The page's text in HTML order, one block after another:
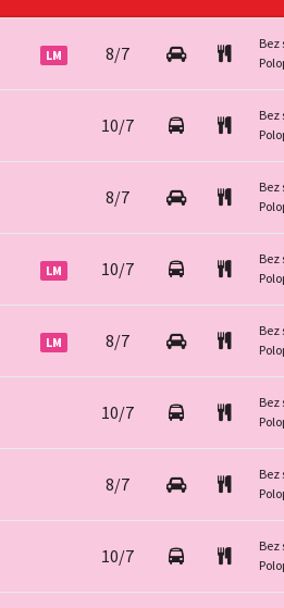
LM 8/7
Bez
10/7
Bez
8/7
Bez
LM 10/7
Bez
LM 8/7
Bez
10/7
Bez
8/7
Bez
10/7
Bez